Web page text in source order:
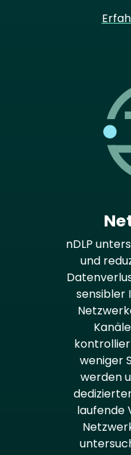
nDLP
und
sensibler
weniger
werden
laufende